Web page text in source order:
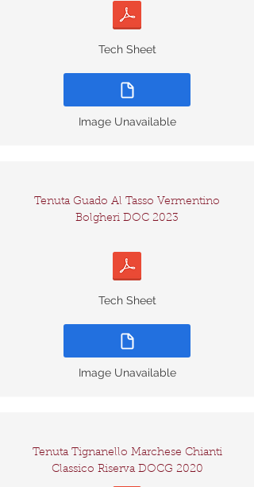
Tech Sheet
Image Unavailable
Tenuta Guado Al Tasso Vermentino
Bolgheri DOC 2023
Tech Sheet
Image Unavailable
Tenuta Tignanello Marchese Chianti
Classico Riserva DOCG 2020